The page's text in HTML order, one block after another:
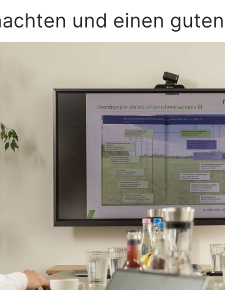
und einen